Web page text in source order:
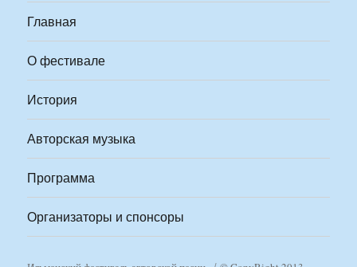
Главная
О фестивале
История
Авторская музыка
Программа
Организаторы и спонсоры